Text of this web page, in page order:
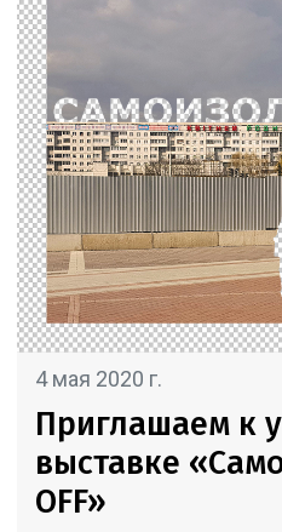
4 мая 2020 г.
Приглашаем к
выставке
OFF»